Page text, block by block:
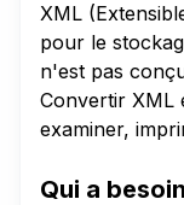
XML
pour le
n'est pas
Convertir XML
examiner,
Qui a